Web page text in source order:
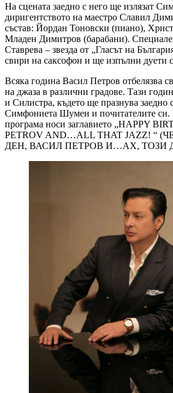
На сцената заедно с него ще излязат
диригентството на маестро Славил
състав: Йордан Тоновски (пиано),
Младен Димитров (барабани).
Ставрева – звезда от „Гласът на
свири на саксофон и ще изпълни дуети
Всяка година Васил Петров отбелязва
на джаза в различни градове. Тази
и Силистра, където ще празнува заедно
Симфониета Шумен и почитателите си.
програма носи заглавието „HAPPY
PETROV AND…ALL THAT JAZZ! “
ДЕН, ВАСИЛ ПЕТРОВ И…АХ, ТОЗИ